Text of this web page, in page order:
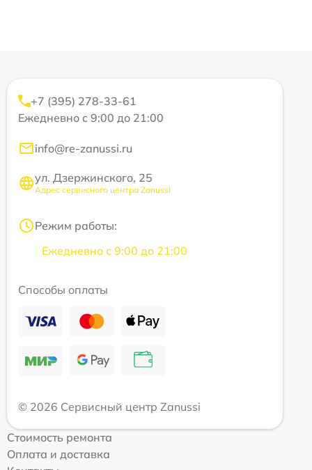
+7 (395) 278-33-61
Ежедневно с 9:00 до 21:00
info@re-zanussi.ru
ул. Дзержинского, 25
Адрес сервисного центра Zanussi
Режим работы:
Ежедневно с 9:00 до 21:00
Способы оплаты
© 2026 Сервисный центр Zanussi
Стоимость ремонта
Оплата и доставка